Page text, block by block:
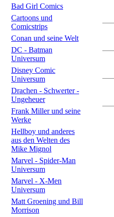
Bad Girl Comics
Cartoons und
Comicstrips
Conan und seine Welt
DC - Batman
Universum
Disney Comic
Universum
Drachen - Schwerter -
Ungeheuer
Frank Miller und seine
Werke
Hellboy und anderes
aus den Welten des
Mike Mignol
Marvel - Spider-Man
Universum
Marvel - X-Men
Universum
Matt Groening und Bill
Morrison